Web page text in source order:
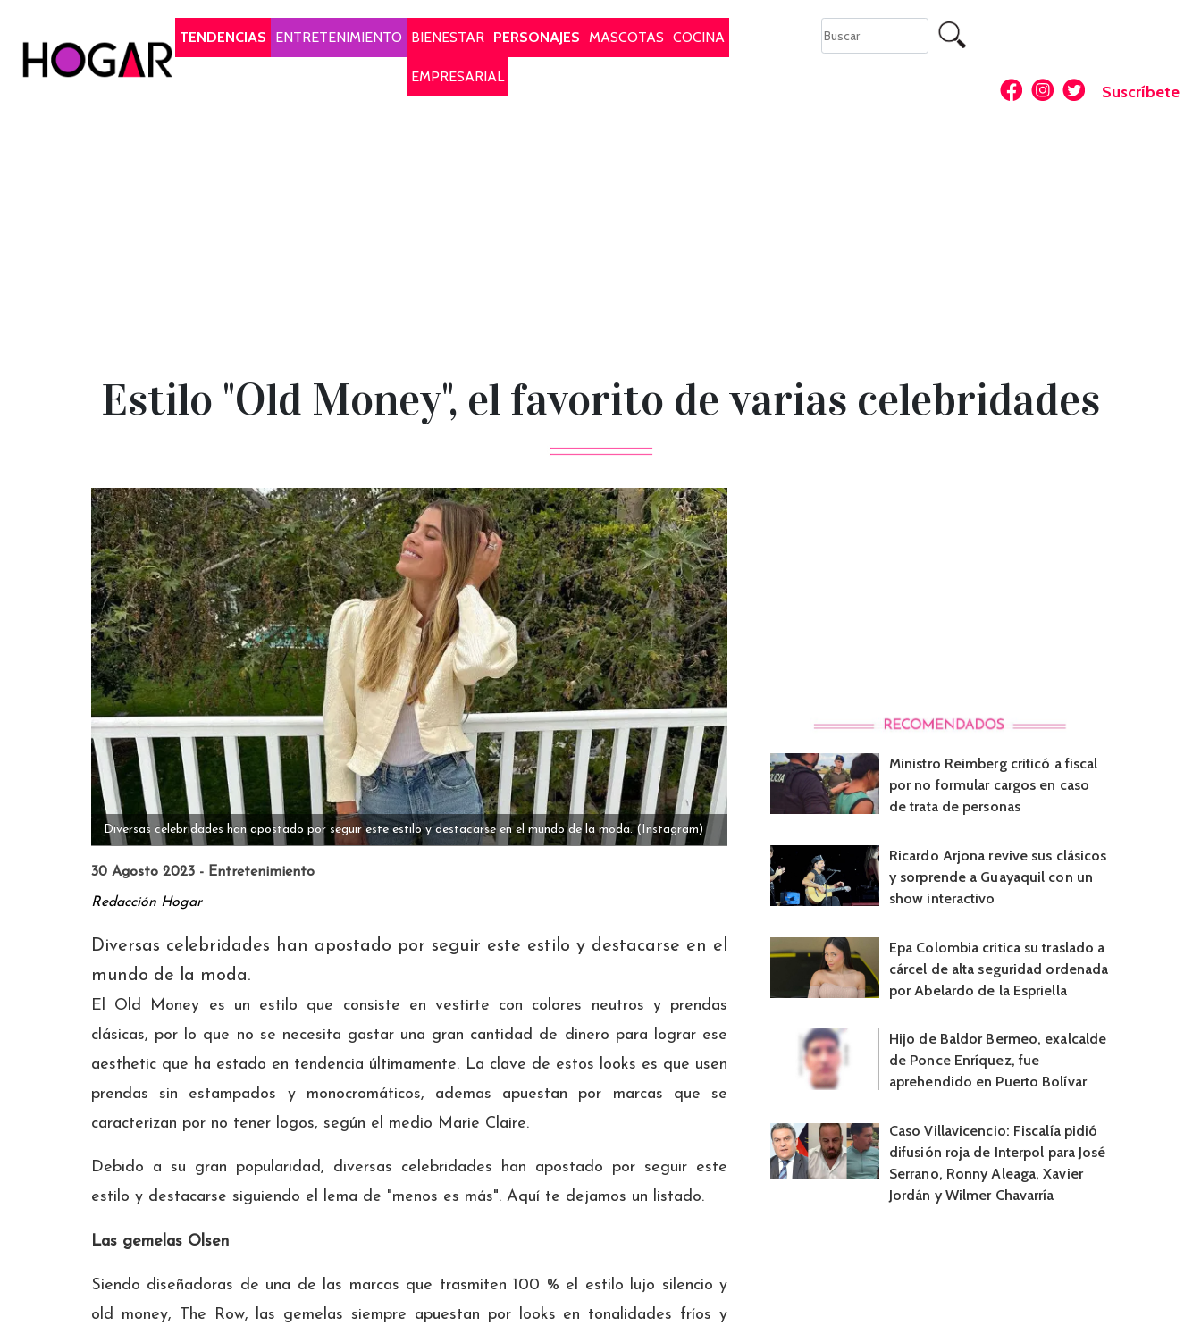
TENDENCIAS
ENTRETENIMIENTO BIENESTAR PERSONAJES MASCOTAS COCINA
EMPRESARIAL
Suscríbete
Estilo "Old Money", el favorito de varias celebridades
Diversas celebridades han apostado por seguir este estilo y destacarse en el mundo de la moda. (Instagram)
30 Agosto 2023 - Entretenimiento
Redacción Hogar
Diversas celebridades han apostado por seguir este estilo y destacarse en el
mundo de la moda.
El Old Money
es un estilo que consiste en vestirte con colores neutros y prendas
clásicas, por lo que no se necesita gastar una gran cantidad de dinero para lograr ese
aesthetic que ha estado en tendencia últimamente. La clave de estos looks es que usen
prendas sin estampados y monocromáticos, ademas apuestan por marcas que se
caracterizan por no tener logos, según el medio Marie Claire.
Debido a su gran popularidad, diversas celebridades han apostado por seguir este
estilo y destacarse siguiendo el lema de "menos es más". Aquí te dejamos un listado.
Las gemelas Olsen
Siendo diseñadoras de una de las marcas que trasmiten 100 % el estilo lujo silencio y
old money, The Row, las gemelas siempre apuestan por looks en tonalidades fríos y
Ministro Reimberg criticó a fiscal
por no formular cargos en caso
de trata de personas
Ricardo Arjona revive sus clásicos
y sorprende a Guayaquil con un
show interactivo
Epa Colombia critica su traslado a
cárcel de alta seguridad ordenada
por Abelardo de la Espriella
Hijo de Baldor Bermeo, exalcalde
de Ponce Enríquez, fue
aprehendido en Puerto Bolívar
Caso Villavicencio: Fiscalía pidió
difusión roja de Interpol para José
Serrano, Ronny Aleaga, Xavier
Jordán y Wilmer Chavarría